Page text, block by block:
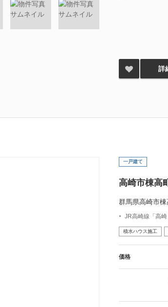
詳
一戸建て
高崎市棟高
群馬県高崎市棟
JR高崎線「高
積水ハウス施工
価格